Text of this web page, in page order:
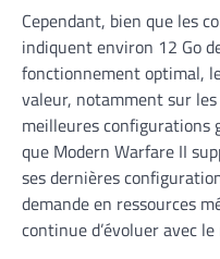
Cependant, bien que les
indiquent environ 12 Go
fonctionnement optimal,
valeur, notamment sur
meilleures configurations
que Modern Warfare II
ses dernières
demande en ressources
continue d’évoluer avec